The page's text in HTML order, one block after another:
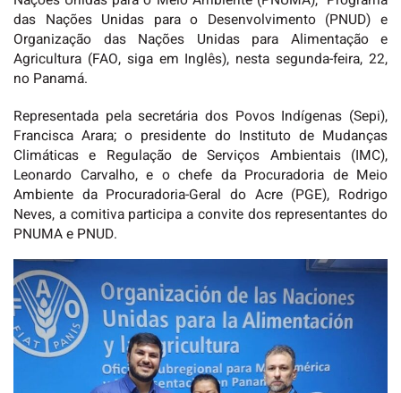
das Nações Unidas para o Desenvolvimento (PNUD) e
Organização das Nações Unidas para Alimentação e
Agricultura (FAO, siga em Inglês), nesta segunda-feira, 22,
no Panamá.
Representada pela secretária dos Povos Indígenas (Sepi),
Francisca Arara; o presidente do Instituto de Mudanças
Climáticas e Regulação de Serviços Ambientais (IMC),
Leonardo Carvalho, e o chefe da Procuradoria de Meio
Ambiente da Procuradoria-Geral do Acre (PGE), Rodrigo
Neves, a comitiva participa a convite dos representantes do
PNUMA e PNUD.